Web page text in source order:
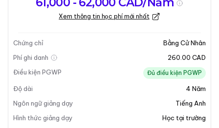
chương trình
Học
Cập nhật lần cuối vào 30-03-2026
Tổng quan về chương trình
Xem thông tin học phí mới nhất
Chứng chỉ
Bằng Cử Nhân
Phí ghi danh
260.00 CAD
Điều kiện PGWP
Đủ điều kiện PGWP
Độ dài 4 Năm
Ngôn ngữ giảng dạy
Tiếng Anh
Hình thức giảng dạy
Học tại trường